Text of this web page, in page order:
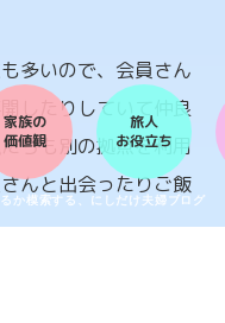
多いので、会員さん
したりしていて仲良
ちも別の拠点を利用
んと出会ったりご飯
家族の
価値観
旅人
お役立ち
か模索する、にしだけ夫婦ブログ